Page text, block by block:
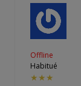
Offline
Habitué
★★★